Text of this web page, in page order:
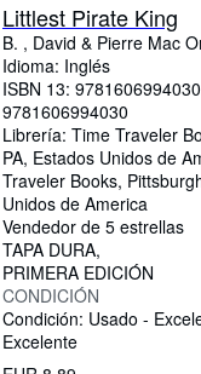
Littlest Pirate King
B. , David & Pierre Mac
Idioma: Inglés
ISBN 13: 9781606994030
9781606994030
Librería: Time Traveler
PA, Estados Unidos de
Traveler Books,
Unidos de America
Vendedor de 5 estrellas
TAPA DURA
PRIMERA EDICIÓN
CONDICIÓN
Condición: Usado -
Excelente